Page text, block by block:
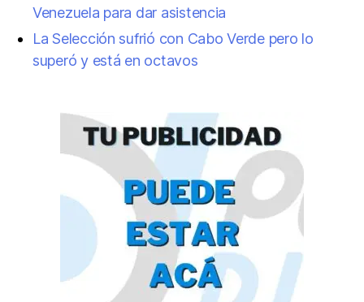
Venezuela para dar asistencia
La Selección sufrió con Cabo Verde pero lo
superó y está en octavos